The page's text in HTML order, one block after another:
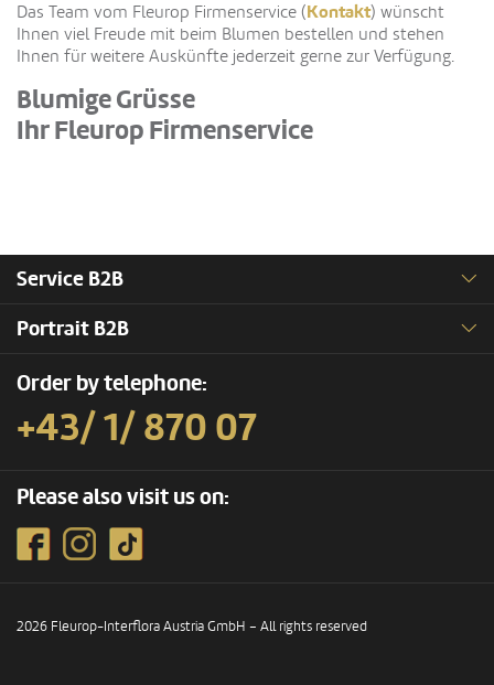
Das Team vom Fleurop Firmenservice (Kontakt) wünscht
Ihnen viel Freude mit beim Blumen bestellen und stehen
Ihnen für weitere Auskünfte jederzeit gerne zur Verfügung.
Blumige Grüsse
Ihr Fleurop Firmenservice
Service B2B
Portrait B2B
Order by telephone:
+43/ 1/ 870 07
Please also visit us on:
2026 Fleurop-Interflora Austria GmbH – All rights reserved